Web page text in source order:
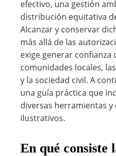
efectivo, una gestión
distribución equitativa
Alcanzar y conservar
más allá de las
exige generar
comunidades locales,
y la sociedad civil. A
una guía práctica que
diversas herramientas y
ilustrativos.
En qué consiste